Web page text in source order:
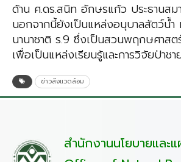
ด้าน ศ.ดร.สนิท อักษรแก้ว ประธานส
นอกจากนี้ยังเป็นแหล่งอนุบาลสัตว์น้ำ
นานาชาติ ร.9 ซึ่งเป็นสวนพฤกษศาส
เพื่อเป็นแหล่งเรียนรู้และการวิจัยป่าชา
ข่าวสิ่งแวดล้อม
สำนักงานนโยบายและ